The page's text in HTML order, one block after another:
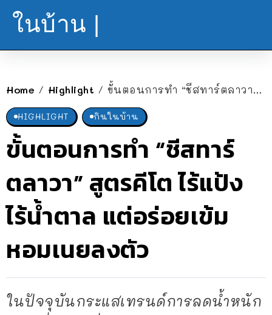
ในบ้าน |
Home / Highlight / ขั้นตอนการทำ “ชีสทาร์ตลาวา” สูตรคีโต ไร้แป้ง ไร้น้ำตาล แต่อร่อยเข้ม หอมเนยลงตัว
HIGHLIGHT กินในบ้าน
ขั้นตอนการทำ “ชีสทาร์
ตลาวา” สูตรคีโต ไร้แป้ง
ไร้น้ำตาล แต่อร่อยเข้ม
หอมเนยลงตัว
ในปัจจุบันกระแสเทรนด์การลดน้ำหนัก